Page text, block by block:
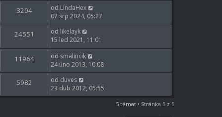
3204 od LindaHex
07 srp 2024, 05:27
24551 od likelayk
15 led 2021, 11:01
11964 od smalincik
24 úno 2013, 10:08
5982 od duves
23 dub 2012, 05:55
5 témat • Stránka 1 z 1